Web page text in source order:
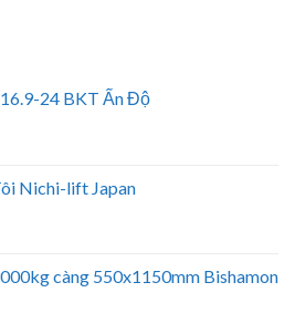
24 BKT Ấn Độ
Nichi-lift Japan
càng 550x1150mm Bishamon